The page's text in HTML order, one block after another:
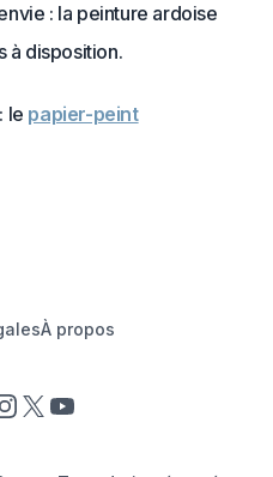
: la peinture ardoise
à disposition.
le papier-peint
À propos
X YouTube